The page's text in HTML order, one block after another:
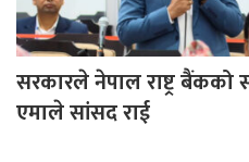
सरकारले नेपाल राष्ट्र बैंकको
एमाले सांसद राई